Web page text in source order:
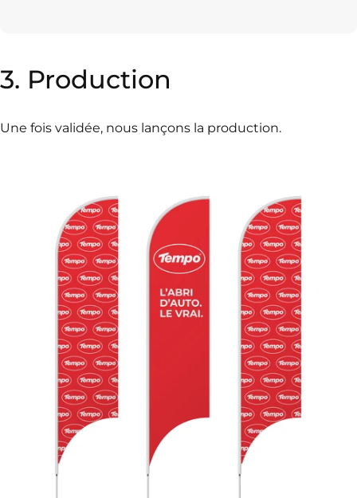
3. Production
Une fois validée, nous lançons la production.